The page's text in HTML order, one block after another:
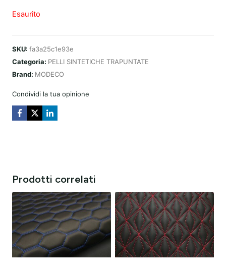
Esaurito
SKU: fa3a25c1e93e
Categoria: PELLI SINTETICHE TRAPUNTATE
Brand: MODECO
Condividi la tua opinione
Prodotti correlati